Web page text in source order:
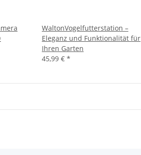
WaltonVogelfutterstation –
Eleganz und Funktionalität für
Ihren Garten
45,99 € *